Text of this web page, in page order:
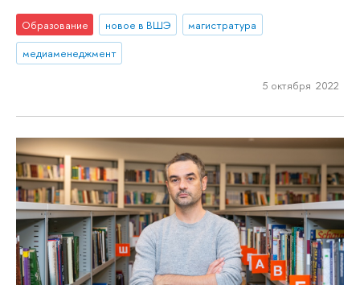
Образование новое в ВШЭ
магистратура
медиаменеджмент
5 октября 2022